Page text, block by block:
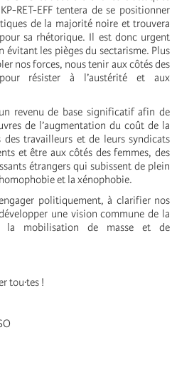
RET-EFF tentera de se positionner
de la majorité noire et trouvera
sa rhétorique. Il est donc urgent
évitant les pièges du sectarisme. Plus
nos forces, nous tenir aux côtés des
résister à l’austérité et aux
revenu de base significatif afin de
de l’augmentation du coût de la
travailleurs et de leurs syndicats
et être aux côtés des femmes, des
étrangers qui subissent de plein
et la xénophobie.
politiquement, à clarifier nos
une vision commune de la
la mobilisation de masse et de
tou·tes !